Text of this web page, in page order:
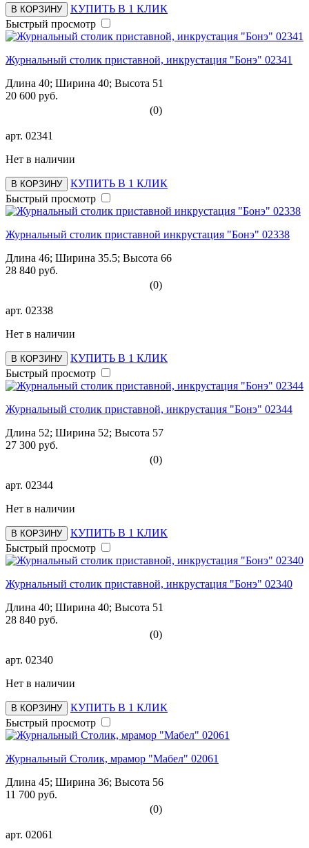
В КОРЗИНУ
КУПИТЬ В 1 КЛИК
Быстрый просмотр
Журнальный столик приставной, инкрустация "Бонэ" 02341
Длина 40; Ширина 40; Высота 51
20 600 руб.
(0)
арт. 02341
Нет в наличии
В КОРЗИНУ
КУПИТЬ В 1 КЛИК
Быстрый просмотр
Журнальный столик приставной инкрустация "Бонэ" 02338
Длина 46; Ширина 35.5; Высота 66
28 840 руб.
(0)
арт. 02338
Нет в наличии
В КОРЗИНУ
КУПИТЬ В 1 КЛИК
Быстрый просмотр
Журнальный столик приставной, инкрустация "Бонэ" 02344
Длина 52; Ширина 52; Высота 57
27 300 руб.
(0)
арт. 02344
Нет в наличии
В КОРЗИНУ
КУПИТЬ В 1 КЛИК
Быстрый просмотр
Журнальный столик приставной, инкрустация "Бонэ" 02340
Длина 40; Ширина 40; Высота 51
28 840 руб.
(0)
арт. 02340
Нет в наличии
В КОРЗИНУ
КУПИТЬ В 1 КЛИК
Быстрый просмотр
Журнальный Столик, мрамор "Мабел" 02061
Длина 45; Ширина 36; Высота 56
11 700 руб.
(0)
арт. 02061